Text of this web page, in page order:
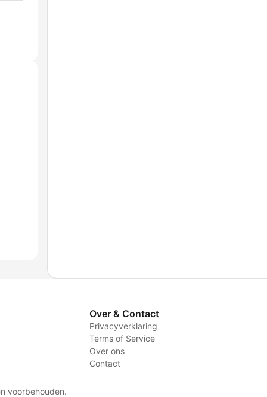
Over & Contact
Privacyverklaring
Terms of Service
Over ons
Contact
voorbehouden.